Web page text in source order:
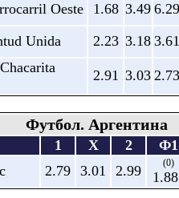
Oeste 1.68 3.49 6.29
Unida 2.23 3.18 3.61
2.91 3.03 2.73
Футбол. Аргентина
1 X 2 Ф1
2.79 3.01 2.99 (0)